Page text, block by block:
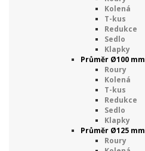
Kolená
T-kus
Redukce
Sedlo
Klapky
Průměr Ø100 mm
Roury
Kolená
T-kus
Redukce
Sedlo
Klapky
Průměr Ø125 mm
Roury